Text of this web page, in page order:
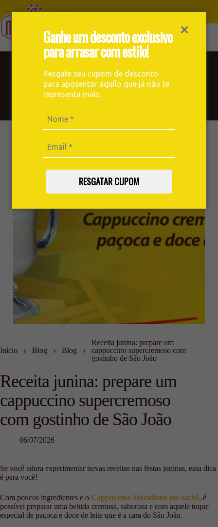
Ganhe um desconto exclusivo
para arrasar com estilo!
Resgate seu cupom de desconto
para aposentar aquilo que já não te
representa mais.
RESGATAR CUPOM
Blog
Receitas, notícias, curiosidades e muito mais sobre o mundo
do café você encontra aqui. Prepare uma boa xícara e
Início › Blog › Blog ›
Receita junina: prepare um
cappuccino supercremoso com
gostinho de São João
Receita junina: prepare um
cappuccino supercremoso
com gostinho de São João
06/07/2026
Se você adora experimentar novas receitas nas festas juninas, essa dica
é para você!
Com poucos ingredientes e o Cappuccino Meridiano em sachê, é
possível preparar uma bebida cremosa, saborosa e com aquele toque
especial de paçoca e doce de leite que é a cara do São João.